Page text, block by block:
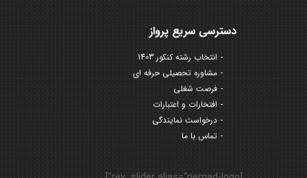
دسترسی سریع پرواز
انتخاب رشته کنکور 1403
مشاوره تحصیلی حرفه ای
فرصت شغلی
افتخارات و اعتبارات
درخواست نمایندگی
تماس با ما